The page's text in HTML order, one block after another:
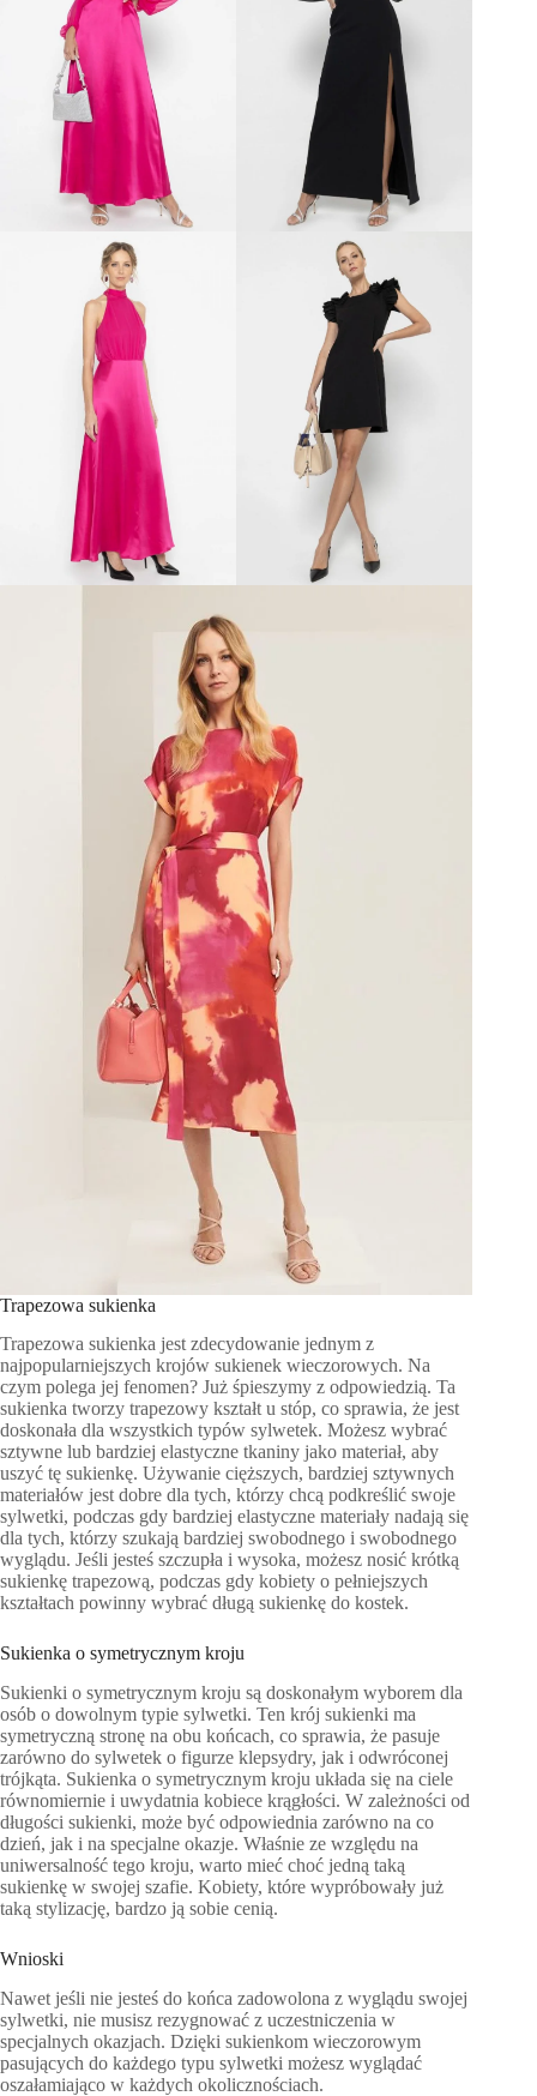
Trapezowa sukienka
Trapezowa sukienka jest zdecydowanie jednym z
najpopularniejszych krojów sukienek wieczorowych. Na
czym polega jej fenomen? Już śpieszymy z odpowiedzią. Ta
sukienka tworzy trapezowy kształt u stóp, co sprawia, że jest
doskonała dla wszystkich typów sylwetek. Możesz wybrać
sztywne lub bardziej elastyczne tkaniny jako materiał, aby
uszyć tę sukienkę. Używanie cięższych, bardziej sztywnych
materiałów jest dobre dla tych, którzy chcą podkreślić swoje
sylwetki, podczas gdy bardziej elastyczne materiały nadają się
dla tych, którzy szukają bardziej swobodnego i swobodnego
wyglądu. Jeśli jesteś szczupła i wysoka, możesz nosić krótką
sukienkę trapezową, podczas gdy kobiety o pełniejszych
kształtach powinny wybrać długą sukienkę do kostek.
Sukienka o symetrycznym kroju
Sukienki o symetrycznym kroju są doskonałym wyborem dla
osób o dowolnym typie sylwetki. Ten krój sukienki ma
symetryczną stronę na obu końcach, co sprawia, że pasuje
zarówno do sylwetek o figurze klepsydry, jak i odwróconej
trójkąta. Sukienka o symetrycznym kroju układa się na ciele
równomiernie i uwydatnia kobiece krągłości. W zależności od
długości sukienki, może być odpowiednia zarówno na co
dzień, jak i na specjalne okazje. Właśnie ze względu na
uniwersalność tego kroju, warto mieć choć jedną taką
sukienkę w swojej szafie. Kobiety, które wypróbowały już
taką stylizację, bardzo ją sobie cenią.
Wnioski
Nawet jeśli nie jesteś do końca zadowolona z wyglądu swojej
sylwetki, nie musisz rezygnować z uczestniczenia w
specjalnych okazjach. Dzięki sukienkom wieczorowym
pasujących do każdego typu sylwetki możesz wyglądać
oszałamiająco w każdych okolicznościach.